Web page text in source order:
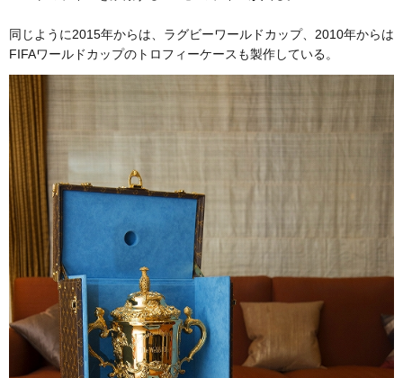
同じように2015年からは、ラグビーワールドカップ、2010年からは
FIFAワールドカップのトロフィーケースも製作している。